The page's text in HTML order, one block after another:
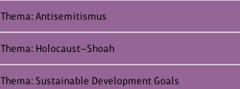
Thema: Antisemitismus
Thema: Holocaust—Shoah
Thema: Sustainable Development Goals